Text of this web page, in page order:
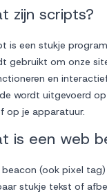
zijn scripts?
is een stukje
gebruikt om onze
en
wordt uitgevoerd
op je apparatuur.
is een web
beacon (ook pixel tag)
stukje tekst of